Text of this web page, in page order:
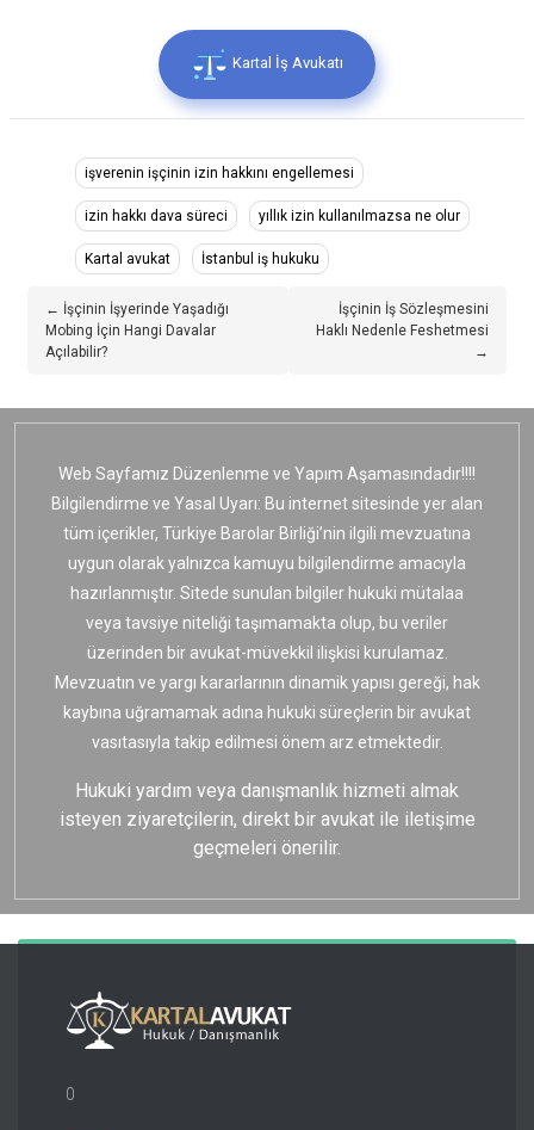
Kartal İş Avukatı
işverenin işçinin izin hakkını engellemesi
izin hakkı dava süreci yıllık izin kullanılmazsa ne olur
Kartal avukat İstanbul iş hukuku
← İşçinin İşyerinde Yaşadığı
Mobing İçin Hangi Davalar
Açılabilir?
İşçinin İş Sözleşmesini
Haklı Nedenle Feshetmesi
→
Web Sayfamız Düzenlenme ve Yapım Aşamasındadır!!!!
Bilgilendirme ve Yasal Uyarı: Bu internet sitesinde yer alan
tüm içerikler, Türkiye Barolar Birliği’nin ilgili mevzuatına
uygun olarak yalnızca kamuyu bilgilendirme amacıyla
hazırlanmıştır. Sitede sunulan bilgiler hukuki mütalaa
veya tavsiye niteliği taşımamakta olup, bu veriler
üzerinden bir avukat-müvekkil ilişkisi kurulamaz.
Mevzuatın ve yargı kararlarının dinamik yapısı gereği, hak
kaybına uğramamak adına hukuki süreçlerin bir avukat
vasıtasıyla takip edilmesi önem arz etmektedir.
Hukuki yardım veya danışmanlık hizmeti almak
isteyen ziyaretçilerin, direkt bir avukat ile iletişime
geçmeleri önerilir.
0